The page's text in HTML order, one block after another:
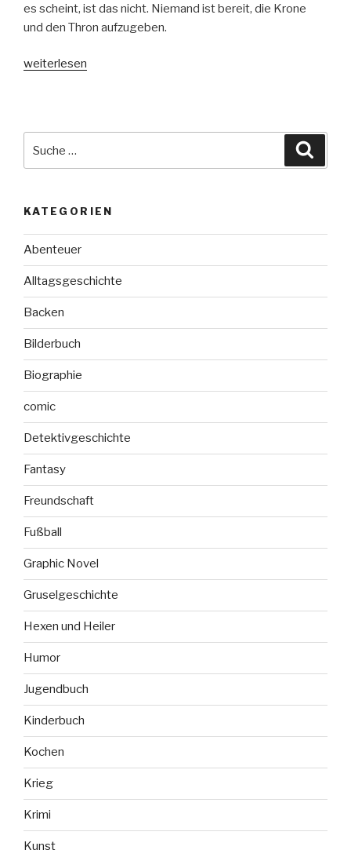
es scheint, ist das nicht. Niemand ist bereit, die Krone
und den Thron aufzugeben.
„Der
Die
Schwestern“
weiterlesen
nach:
KATEGORIEN
Abenteuer
Alltagsgeschichte
Backen
Bilderbuch
Biographie
comic
Detektivgeschichte
Fantasy
Freundschaft
Fußball
Graphic Novel
Gruselgeschichte
Hexen und Heiler
Humor
Jugendbuch
Kinderbuch
Kochen
Krieg
Krimi
Kunst